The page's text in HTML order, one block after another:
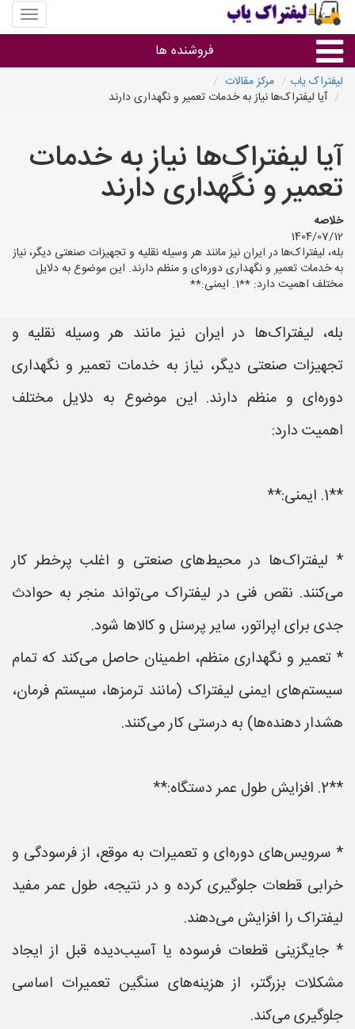
منوی
سایت
یاب
فروشنده ها
گروه ها
استان ها
لیفتراک یاب
مرکز مقالات
آیا لیفتراک‌ها نیاز به خدمات تعمیر و نگهداری دارند
آیا لیفتراک‌ها نیاز به خدمات
تعمیر و نگهداری دارند
خلاصه
1404/07/12
بله، لیفتراک‌ها در ایران نیز مانند هر وسیله نقلیه و تجهیزات صنعتی دیگر، نیاز
به خدمات تعمیر و نگهداری دوره‌ای و منظم دارند. این موضوع به دلایل
مختلف اهمیت دارد: **1. ایمنی:**
بله، لیفتراک‌ها در ایران نیز مانند هر وسیله نقلیه و
تجهیزات صنعتی دیگر، نیاز به خدمات تعمیر و نگهداری
دوره‌ای و منظم دارند. این موضوع به دلایل مختلف
اهمیت دارد:
**1. ایمنی:**
* لیفتراک‌ها در محیط‌های صنعتی و اغلب پرخطر کار
می‌کنند. نقص فنی در لیفتراک می‌تواند منجر به حوادث
جدی برای اپراتور، سایر پرسنل و کالاها شود.
* تعمیر و نگهداری منظم، اطمینان حاصل می‌کند که تمام
سیستم‌های ایمنی لیفتراک (مانند ترمزها، سیستم فرمان،
هشدار دهنده‌ها) به درستی کار می‌کنند.
**2. افزایش طول عمر دستگاه:**
* سرویس‌های دوره‌ای و تعمیرات به موقع، از فرسودگی و
خرابی قطعات جلوگیری کرده و در نتیجه، طول عمر مفید
لیفتراک را افزایش می‌دهند.
* جایگزینی قطعات فرسوده یا آسیب‌دیده قبل از ایجاد
مشکلات بزرگتر، از هزینه‌های سنگین تعمیرات اساسی
جلوگیری می‌کند.